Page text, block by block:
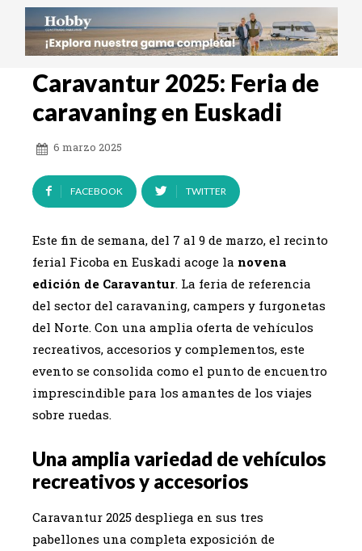
Caravantur 2025: Feria de
caravaning en Euskadi
6 marzo 2025
FACEBOOK TWITTER
Este fin de semana, del 7 al 9 de marzo, el recinto
ferial Ficoba en Euskadi acoge la novena
edición de Caravantur. La feria de referencia
del sector del caravaning, campers y furgonetas
del Norte. Con una amplia oferta de vehículos
recreativos, accesorios y complementos, este
evento se consolida como el punto de encuentro
imprescindible para los amantes de los viajes
sobre ruedas.
Una amplia variedad de vehículos
recreativos y accesorios
Caravantur 2025 despliega en sus tres
pabellones una completa exposición de